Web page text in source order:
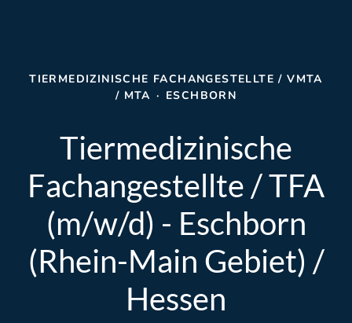
TIERMEDIZINISCHE FACHANGESTELLTE / VMTA
/ MTA · ESCHBORN
Tiermedizinische
Fachangestellte / TFA
(m/w/d) - Eschborn
(Rhein-Main Gebiet) /
Hessen